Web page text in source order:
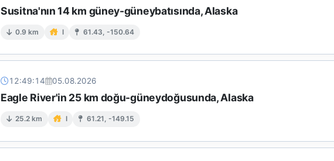
Susitna'nın 14 km güney-güneybatısında, Alaska
0.9 km I 61.43, -150.64
12:49:14 05.08.2026
Eagle River'in 25 km doğu-güneydoğusunda, Alaska
25.2 km I 61.21, -149.15